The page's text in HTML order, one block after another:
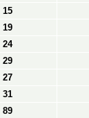
15
19
24
29
27
31
89